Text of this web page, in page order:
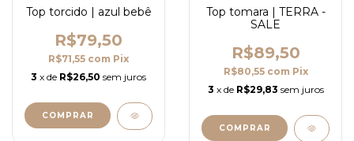
Top torcido | azul bebê
R$79,50
R$71,55 com Pix
3 x de R$26,50 sem juros
COMPRAR
Top tomara | TERRA -
SALE
R$89,50
R$80,55 com Pix
3 x de R$29,83 sem juros
COMPRAR